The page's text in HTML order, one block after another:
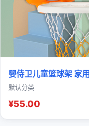
婴侍卫儿童篮球架 家
默认分类
¥55.00